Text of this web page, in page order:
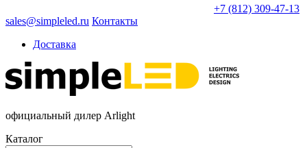
+7 (812) 309-47-13
sales@simpleled.ru Контакты
Доставка
официальный дилер Arlight
Каталог